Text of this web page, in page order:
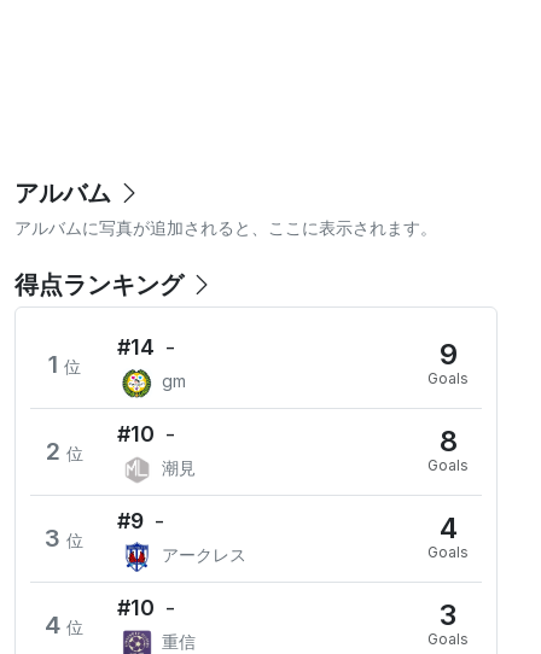
アルバム
アルバムに写真が追加されると、ここに表示されます。
得点ランキング
1 位
#14 -
gm
9
Goals
2 位
#10 -
潮見
8
Goals
3 位
#9 -
アークレス
4
Goals
4 位
#10 -
重信
3
Goals